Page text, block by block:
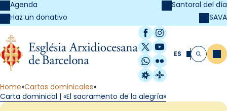
Agenda
Haz un donativo
Santoral del día
SAVA
Facebook
Instagram
X / Twitter
YouTube
WhatsApp
Flickr
Radio Estel
Catalunya
ES Buscar
Home Cartas dominicales
Carta dominical | «El sacramento de la alegría»